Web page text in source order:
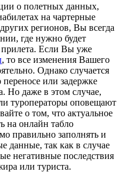
о полетных данных,
на чартерные
регионов, Вы всегда
где нужно будет
прилета. Если Вы уже
, то все изменения Вашего
Однако случается
или задержке
Но даже в этом случае,
туроператоры оповещают
о том, что актуальное
на онлайн табло
правильно заполнять и
данные, так как в случае
негативные последствия
или туриста.